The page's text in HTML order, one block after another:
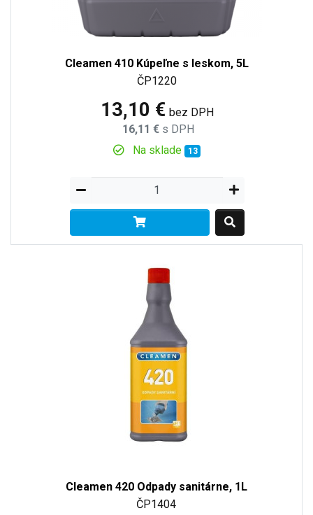
Cleamen 410 Kúpeľne s leskom, 5L
ČP1220
13,10 € bez DPH
16,11 € s DPH
Na sklade
13
Cleamen 420 Odpady sanitárne, 1L
ČP1404